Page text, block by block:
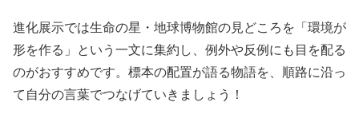
進化展示では生命の星・地球博物館の見どころを「環境が
形を作る」という一文に集約し、例外や反例にも目を配る
のがおすすめです。標本の配置が語る物語を、順路に沿っ
て自分の言葉でつなげていきましょう！